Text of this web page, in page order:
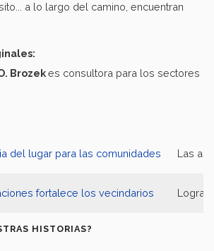
a lo largo del camino, encuentran
Brozekes consultora para los sectores
del lugar para las comunidades Las
fortalece los vecindarios Lograr
HISTORIAS?